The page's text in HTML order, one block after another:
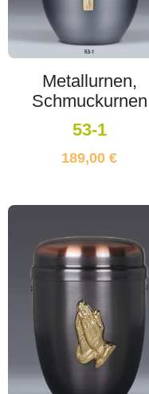
Metallurnen,
Schmuckurnen
53-1
189,00 €